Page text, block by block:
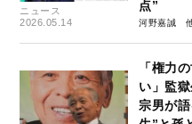
ニュース
2026.05.14
点”
河野嘉誠
「権力
い」監
宗男が